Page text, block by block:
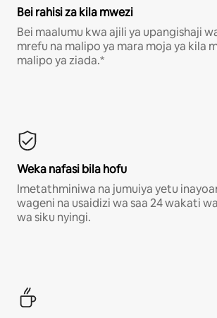
Bei rahisi za kila mwezi
Bei maalumu kwa ajili ya upangishaji
mrefu na malipo ya mara moja ya kila
malipo ya ziada.*
Weka nafasi bila hofu
Imetathminiwa na jumuiya yetu
wageni na usaidizi wa saa 24 wakati
wa siku nyingi.